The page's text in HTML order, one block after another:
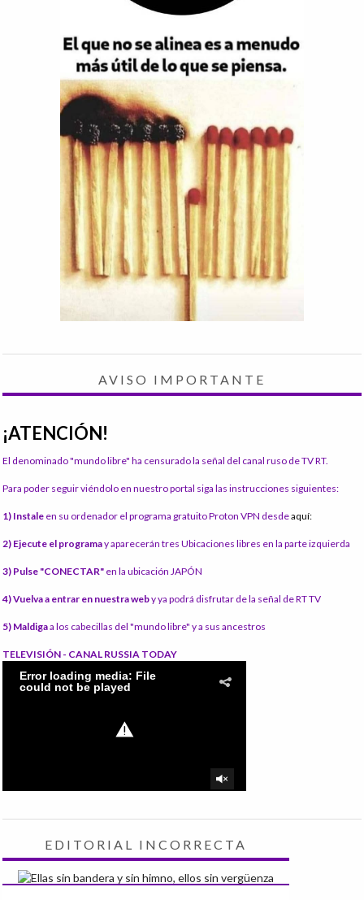
AVISO IMPORTANTE
¡ATENCIÓN!
El denominado "mundo libre" ha censurado la señal del canal ruso de TV RT.
Para poder seguir viéndolo en nuestro portal siga las instrucciones siguientes:
1) Instale en su ordenador el programa gratuito Proton VPN desdeaquí:
2) Ejecute el programay aparecerán tres Ubicaciones libres en la parte izquierda
3) Pulse "CONECTAR" en la ubicación JAPÓN
4) Vuelva a entrar en nuestra weby ya podrá disfrutar de la señal de RT TV
5) Maldigaa los cabecillas del "mundo libre" y a sus ancestros
TELEVISIÓN - CANAL RUSSIA TODAY
EDITORIAL INCORRECTA